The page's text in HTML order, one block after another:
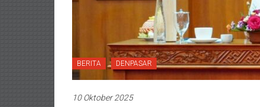
BERITA DENPASAR
10 Oktober 2025